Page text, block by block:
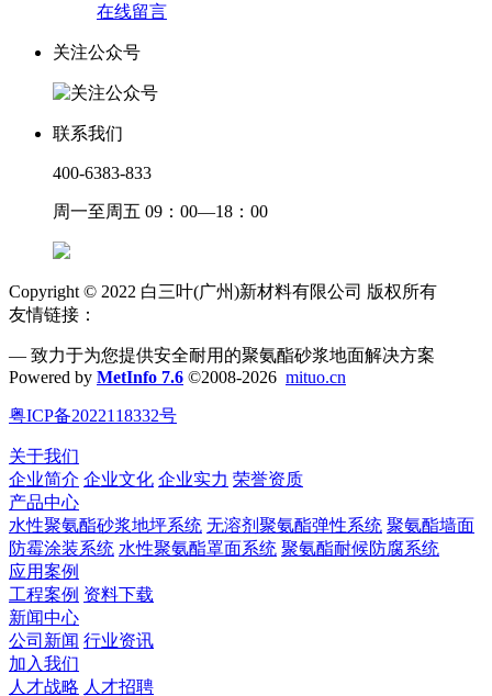
在线留言
关注公众号
联系我们
400-6383-833
周一至周五 09：00—18：00
Copyright © 2022 白三叶(广州)新材料有限公司 版权所有
友情链接：
— 致力于为您提供安全耐用的聚氨酯砂浆地面解决方案
Powered by MetInfo 7.6 ©2008-2026 mituo.cn
粤ICP备2022118332号
关于我们
企业简介 企业文化 企业实力 荣誉资质
产品中心
水性聚氨酯砂浆地坪系统 无溶剂聚氨酯弹性系统 聚氨酯墙面
防霉涂装系统 水性聚氨酯罩面系统 聚氨酯耐候防腐系统
应用案例
工程案例 资料下载
新闻中心
公司新闻 行业资讯
加入我们
人才战略 人才招聘